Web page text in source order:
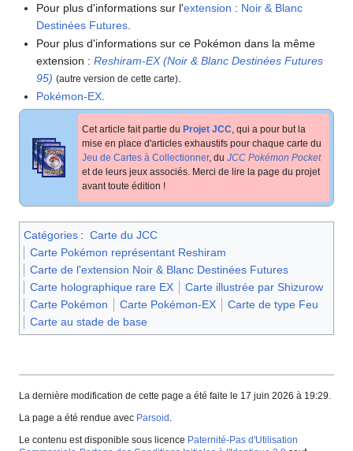
Pour plus d'informations sur l'extension : Noir & Blanc
Destinées Futures
Pour plus d'informations sur ce Pokémon dans la même
extension :Reshiram-EX (Noir & Blanc Destinées Futures
95) (autre version de cette carte)
Pokémon-EX.
Cet article fait partie du Projet JCC, qui a pour but la
mise en place d'articles exhaustifs pour chaque carte du
Jeu de Cartes à Collectionner, du JCC Pokémon Pocket
et de leurs jeux associés. Merci de lire la page du projet
avant toute édition !
Catégories : Carte du JCC
Carte Pokémon représentant Reshiram
Carte de l'extension Noir & Blanc Destinées Futures
Carte holographique rare EX
Carte illustrée par Shizurow
Carte Pokémon
Carte Pokémon-EX
Carte de type Feu
Carte au stade de base
La dernière modification de cette page a été faite le 17 juin 2026 à 19:29.
La page a été rendue avec Parsoid .
Le contenu est disponible sous licence Paternité-Pas d'Utilisation